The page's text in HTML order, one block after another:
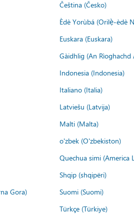
Čeština (Česko)
Èdè Yorùbá (Orilẹ̀-èdè
Euskara (Euskara)
Gàidhlig (An Rìoghachd
Indonesia (Indonesia)
Italiano (Italia)
Latviešu (Latvija)
Malti (Malta)
o'zbek (O'zbekiston)
Quechua simi (America
Shqip (shqipëri)
Gora) Suomi (Suomi)
Türkçe (Türkiye)